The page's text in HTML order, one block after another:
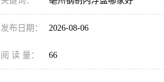
发布日期： 2026-08-06
阅 读 量： 66